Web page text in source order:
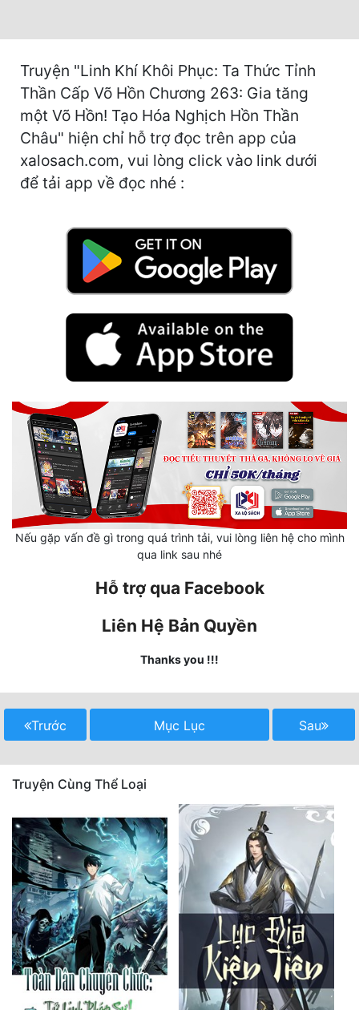
Khoa Huyễn Không Gian
Kinh Dị
Kiếm Hiệp
Kỳ Huyễn
Ngôn Tình
Ngược
Nữ Cường
Nữ Phụ
Phong Thủy - Tâm Linh
Sảng Văn
Sắc
Tiên Hiệp
Tiểu Thuyết
Trinh Thám
Triều Đấu
Trùng Sinh
Truyện "Linh Khí Khôi Phục: Ta Thức Tỉnh
Thần Cấp Võ Hồn Chương 263: Gia tăng
một Võ Hồn! Tạo Hóa Nghịch Hồn Thần
Châu" hiện chỉ hỗ trợ đọc trên app của
xalosach.com, vui lòng click vào link dưới
để tải app về đọc nhé :
Nếu gặp vấn đề gì trong quá trình tải, vui lòng liên hệ cho mình
qua link sau nhé
Hỗ trợ qua Facebook
Liên Hệ Bản Quyền
Thanks you !!!
Trước Mục Lục Sau
Truyện Cùng Thể Loại